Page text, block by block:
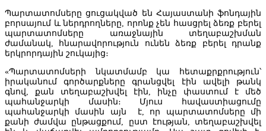
Պարտատոմսերը ցուցակված են Հայաստանի ֆոնդային
բորսայում և ներդրողները, որոնք չեն հասցրել ձեռք բերել
պարտատոմսերը առաջնային տեղաբաշխման
ժամանակ, հնարավորություն ունեն ձեռք բերել դրանք
երկրորդային շուկայից։
«Պարտատոմսերի նկատմամբ կա հետաքրքրություն՝
իրականում գործարքները գրանցվել էին ավելի թանկ
գնով, քան տեղաբաշխվել էին, ինչը փաստում է մեծ
պահանջարկի մասին։ Մյուս հավաստիացումը
պահանջարկի մասին այն է, որ պարտատոմսերը մի
քանի ժամվա ընթացքում, ըստ էության, տեղաբաշխվել